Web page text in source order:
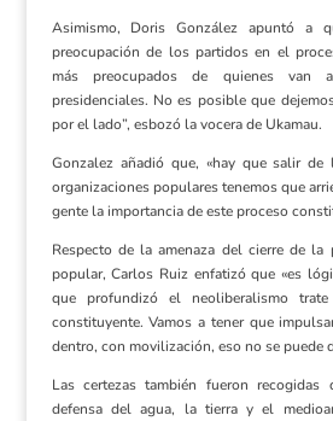
Asimismo, Doris González apuntó a
preocupación de los partidos en el
más preocupados de quienes van
presidenciales. No es posible que
por el lado”, esbozó la vocera de Ukamau.
Gonzalez añadió que, «hay que salir
organizaciones populares tenemos que
gente la importancia de este proceso
Respecto de la amenaza del cierre de
popular, Carlos Ruiz enfatizó que «es
que profundizó el neoliberalismo
constituyente. Vamos a tener que
dentro, con movilización, eso no se puede
Las certezas también fueron
defensa del agua, la tierra y el